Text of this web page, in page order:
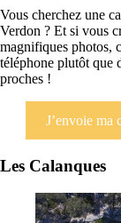
Vous cherchez une
Verdon ? Et si vous
magnifiques photos,
téléphone plutôt que
proches !
J’envoie ma
Les Calanques